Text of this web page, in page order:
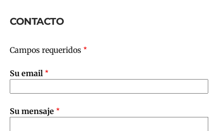
CONTACTO
Campos requeridos
Su email
Su mensaje